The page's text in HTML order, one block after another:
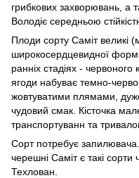
грибкових захворювань, а
Володіє середньою
Плоди сорту Саміт великі
широкосердцевидної
ранніх стадіях - червоного
ягоди набуває темно-
жовтуватими плямами,
чудовий смак. Кісточка
транспортуванн та
Сорт потребує
черешні Саміт є такі
Техлован.